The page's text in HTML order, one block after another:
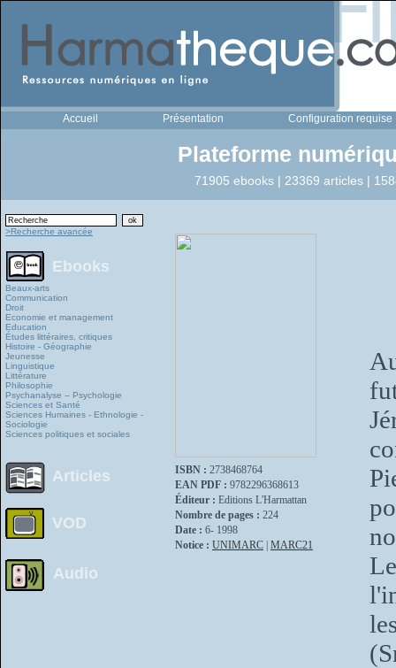
Accueil Présentation Configuration requise
Plateforme
71905 ebooks | 23369 articles |
>Recherche avancée
Ebooks
Beaux-arts
Communication
Droit
Economie et management
Education
Études littéraires, critiques
Histoire - Géographie
Jeunesse
Linguistique
Littérature
Philosophie
Psychanalyse – Psychologie
Sciences et Santé
Sciences Humaines - Ethnologie -
Sociologie
Sciences politiques et sociales
Articles
VOD
Audio
ISBN : 2738468764
EAN PDF : 9782296368613
Éditeur : Editions L'Harmattan
Nombre de pages : 224
Date : 6- 1998
Notice : UNIMARC MARC21